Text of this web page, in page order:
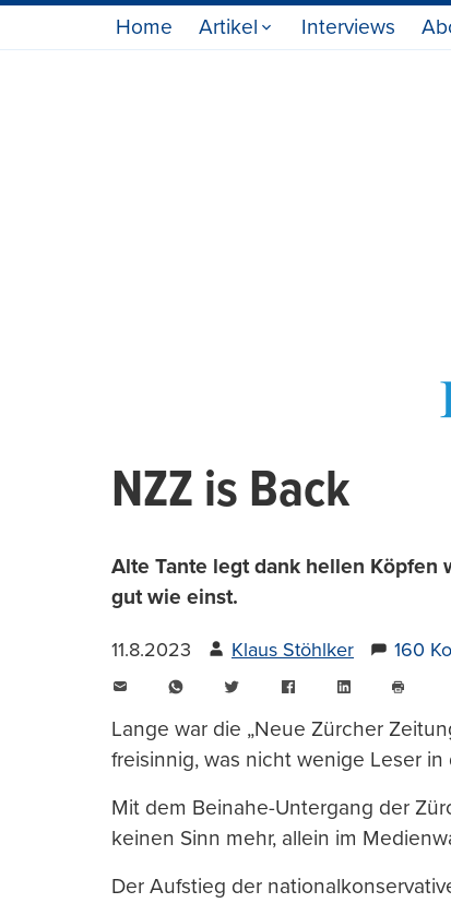
Home Artikel Interviews
NZZ is Back
Alte Tante legt dank hellen Köpfen
gut wie einst.
11.8.2023 Klaus Stöhlker 160
WhatsAppTwitter FacebookLinkedIn
drucken
Lange war die „Neue Zürcher
freisinnig, was nicht wenige Leser
Mit dem Beinahe-Untergang der
keinen Sinn mehr, allein im
Der Aufstieg der